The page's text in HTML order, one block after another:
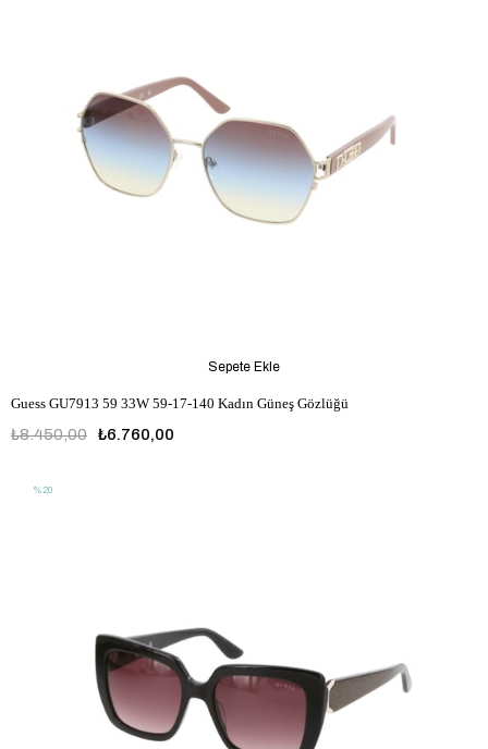
Guess GU7913 59 33W 59-17-140 Kadın Güneş Gözlüğü
₺6.760,00
₺8.450,00
Sepete Ekle
%20